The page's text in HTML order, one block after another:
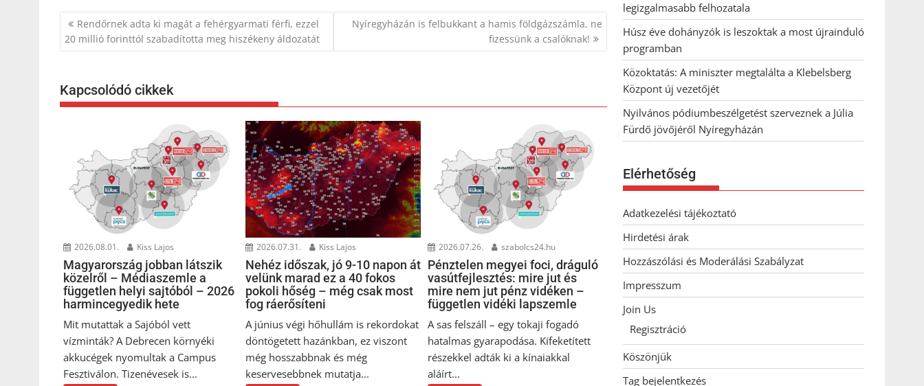
Bejegyzés
navigáció
Rendőrnek adta ki magát a fehérgyarmati férfi, ezzel
20 millió forinttól szabadította meg hiszékeny áldozatát
Nyíregyházán is felbukkant a hamis földgázszámla, ne
fizessünk a csalóknak!
Kapcsolódó cikkek
2026.08.01. Kiss Lajos
Magyarország jobban látszik
közelről – Médiaszemle a
független helyi sajtóból – 2026
harmincegyedik hete
Mit mutattak a Sajóból vett
vízminták? A Debrecen környéki
akkucégek nyomultak a Campus
Fesztiválon. Tizenévesek is...
2026.07.31. Kiss Lajos
Nehéz időszak, jó 9-10 napon át
velünk marad ez a 40 fokos
pokoli hőség – még csak most
fog ráerősíteni
A június végi hőhullám is rekordokat
döntögetett hazánkban, ez viszont
még hosszabbnak és még
keservesebbnek mutatja...
2026.07.26. szabolcs24.hu
Pénztelen megyei foci, dráguló
vasútfejlesztés: mire jut és
mire nem jut pénz vidéken –
független vidéki lapszemle
A sas felszáll – egy tokaji fogadó
hatalmas gyarapodása. Kifeketített
részekkel adták ki a kínaiakkal
aláírt...
legizgalmasabb felhozatala
Húsz éve dohányzók is leszoktak a most újrainduló
programban
Közoktatás: A miniszter megtalálta a Klebelsberg
Központ új vezetőjét
Nyilvános pódiumbeszélgetést szerveznek a Júlia
Fürdő jövőjéről Nyíregyházán
Elérhetőség
Adatkezelési tájékoztató
Hirdetési árak
Hozzászólási és Moderálási Szabályzat
Impresszum
Join Us
Regisztráció
Köszönjük
Tag bejelentkezés